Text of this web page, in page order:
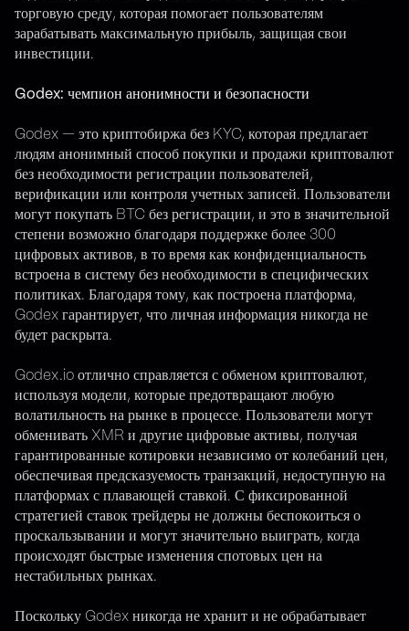
торговую среду, которая помогает пользователям
зарабатывать максимальную прибыль, защищая свои
инвестиции.
Godex: чемпион анонимности и безопасности
Godex — это криптобиржа без KYC, которая предлагает
людям анонимный способ покупки и продажи криптовалют
без необходимости регистрации пользователей,
верификации или контроля учетных записей. Пользователи
могут покупать BTC без регистрации, и это в значительной
степени возможно благодаря поддержке более 300
цифровых активов, в то время как конфиденциальность
встроена в систему без необходимости в специфических
политиках. Благодаря тому, как построена платформа,
Godex гарантирует, что личная информация никогда не
будет раскрыта.
Godex.io отлично справляется с обменом криптовалют,
используя модели, которые предотвращают любую
волатильность на рынке в процессе. Пользователи могут
обменивать XMR и другие цифровые активы, получая
гарантированные котировки независимо от колебаний цен,
обеспечивая предсказуемость транзакций, недоступную на
платформах с плавающей ставкой. С фиксированной
стратегией ставок трейдеры не должны беспокоиться о
проскальзывании и могут значительно выиграть, когда
происходят быстрые изменения спотовых цен на
нестабильных рынках.
Поскольку Godex никогда не хранит и не обрабатывает